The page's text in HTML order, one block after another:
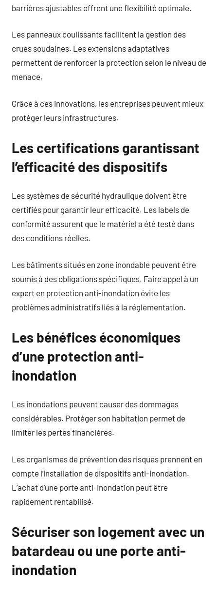
barrières ajustables offrent une flexibilité optimale.
Les panneaux coulissants facilitent la gestion des
crues soudaines. Les extensions adaptatives
permettent de renforcer la protection selon le niveau de
menace.
Grâce à ces innovations, les entreprises peuvent mieux
protéger leurs infrastructures.
Les certifications garantissant
l’efficacité des dispositifs
Les systèmes de sécurité hydraulique doivent être
certifiés pour garantir leur efficacité. Les labels de
conformité assurent que le matériel a été testé dans
des conditions réelles.
Les bâtiments situés en zone inondable peuvent être
soumis à des obligations spécifiques. Faire appel à un
expert en protection anti-inondation évite les
problèmes administratifs liés à la réglementation.
Les bénéfices économiques
d’une protection anti-
inondation
Les inondations peuvent causer des dommages
considérables. Protéger son habitation permet de
limiter les pertes financières.
Les organismes de prévention des risques prennent en
compte l’installation de dispositifs anti-inondation.
L’achat d’une porte anti-inondation peut être
rapidement rentabilisé.
Sécuriser son logement avec un
batardeau ou une porte anti-
inondation